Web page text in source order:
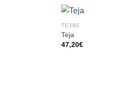
TEJAS
Teja
47,20€